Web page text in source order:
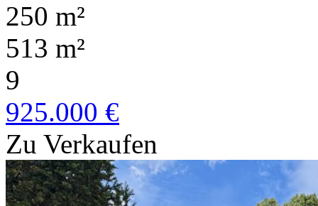
250 m²
513 m²
9
925.000 €
Zu Verkaufen